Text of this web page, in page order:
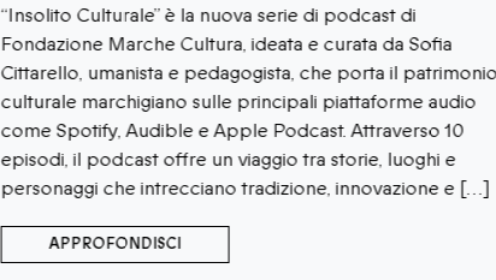
“Insolito Culturale” è la nuova serie di podcast di
Fondazione Marche Cultura, ideata e curata da Sofia
Cittarello, umanista e pedagogista, che porta il patrimonio
culturale marchigiano sulle principali piattaforme audio
come Spotify, Audible e Apple Podcast. Attraverso 10
episodi, il podcast offre un viaggio tra storie, luoghi e
personaggi che intrecciano tradizione, innovazione e […]
APPROFONDISCI